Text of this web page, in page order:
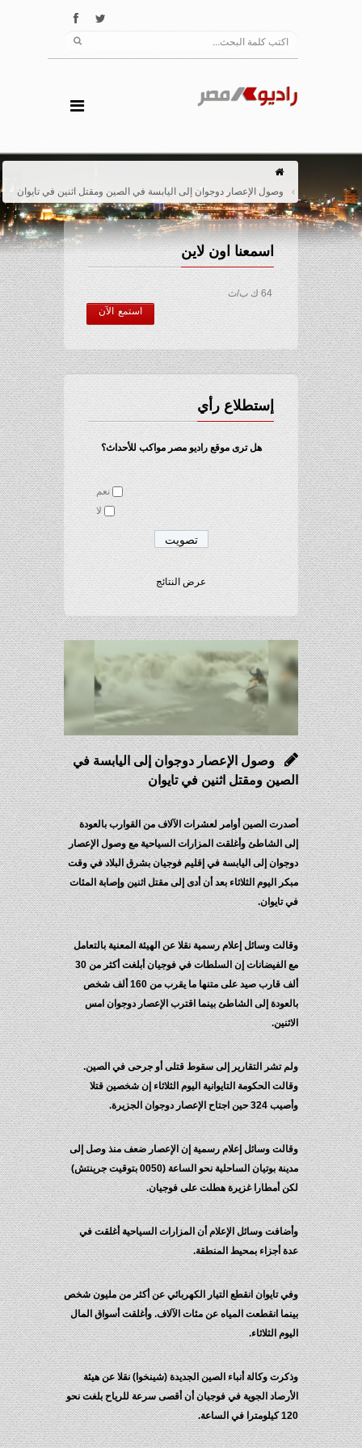
وصول الإعصار دوجوان إلى اليابسة في الصين ومقتل اثنين في تايوان
اسمعنا اون لاين
64 ك ب/ث
استمع الآن
إستطلاع رأي
هل ترى موقع راديو مصر مواكب للأحداث؟
نعم
لا
عرض النتائج
وصول الإعصار دوجوان إلى اليابسة في
الصين ومقتل اثنين في تايوان
أصدرت الصين أوامر لعشرات الآلاف من القوارب بالعودة
إلى الشاطئ وأغلقت المزارات السياحية مع وصول الإعصار
دوجوان إلى اليابسة في إقليم فوجيان بشرق البلاد في وقت
مبكر اليوم الثلاثاء بعد أن أدى إلى مقتل اثنين وإصابة المئات
في تايوان.
وقالت وسائل إعلام رسمية نقلا عن الهيئة المعنية بالتعامل
مع الفيضانات إن السلطات في فوجيان أبلغت أكثر من 30
ألف قارب صيد على متنها ما يقرب من 160 ألف شخص
بالعودة إلى الشاطئ بينما اقترب الإعصار دوجوان امس
الاثنين.
ولم تشر التقارير إلى سقوط قتلى أو جرحى في الصين.
وقالت الحكومة التايوانية اليوم الثلاثاء إن شخصين قتلا
وأصيب 324 حين اجتاح الإعصار دوجوان الجزيرة.
وقالت وسائل إعلام رسمية إن الإعصار ضعف منذ وصل إلى
مدينة بوتيان الساحلية نحو الساعة (0050 بتوقيت جرينتش)
لكن أمطارا غزيرة هطلت على فوجيان.
وأضافت وسائل الإعلام أن المزارات السياحية أغلقت في
عدة أجزاء بمحيط المنطقة.
وفي تايوان انقطع التيار الكهربائي عن أكثر من مليون شخص
بينما انقطعت المياه عن مئات الآلاف. وأغلقت أسواق المال
اليوم الثلاثاء.
وذكرت وكالة أنباء الصين الجديدة (شينخوا) نقلا عن هيئة
الأرصاد الجوية في فوجيان أن أقصى سرعة للرياح بلغت نحو
120 كيلومترا في الساعة.